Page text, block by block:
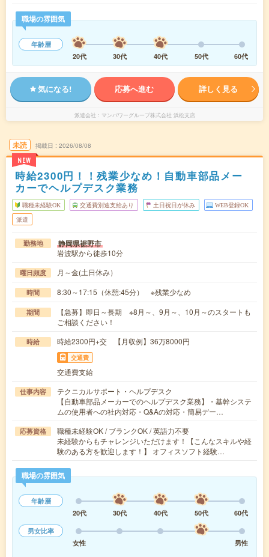
職場の雰囲気
年齢層
20代
30代 40代 50代 60代
気になる! 応募へ進む 詳しく見る
派遣会社 マンパワーグループ株式会社 浜松支店
未読
NEW
掲載日 2026/08/08
時給2300円！！残業少なめ！自動車部品メー
カーでヘルプデスク業務
職種未経験OK 交通費別途支給あり 土日祝日が休み WEB登録OK
派遣
勤務地 静岡県裾野市
岩波駅から徒歩10分
曜日頻度 月～金(土日休み）
時間 8:30～17:15（休憩:45分） ※残業少なめ
期間
【急募】即日～長期 ※8月～、9月～、10月～のスタートも
ご相談ください！
時給 時給2300円+交 【月収例】36万8000円
交通費
交通費支給
仕事内容
テクニカルサポート・ヘルプデスク
【自動車部品メーカーでのヘルプデスク業務】・基幹システ
ムの使用者への社内対応・Q&Aの対応・簡易デー…
応募資格
職種未経験OK / ブランクOK / 英語力不要
未経験からもチャレンジいただけます！【こんなスキルや経
験のある方を歓迎します！】 オフィスソフト経験…
職場の雰囲気
年齢層
20代
30代 40代 50代
60代
男女比率
女性
男性